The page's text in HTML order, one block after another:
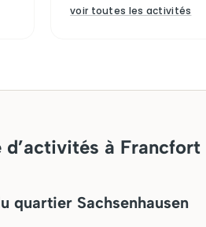
voir toutes les activités
à Francfort
quartier Sachsenhausen